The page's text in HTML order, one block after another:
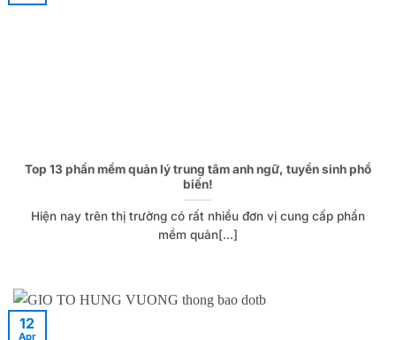
Top 13 phần mềm quản lý trung tâm anh ngữ, tuyển sinh phổ
biến!
Hiện nay trên thị trường có rất nhiều đơn vị cung cấp phần
mềm quản[...]
12
Apr